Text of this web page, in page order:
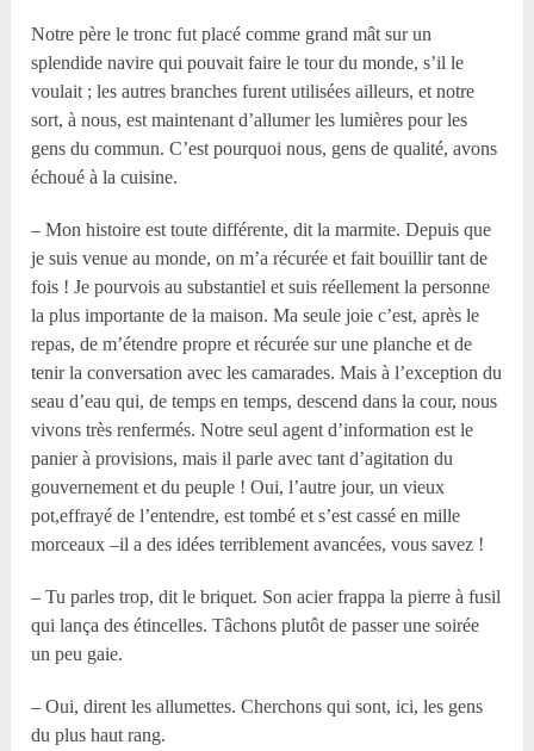
Notre père le tronc fut placé comme grand mât sur un
splendide navire qui pouvait faire le tour du monde, s’il le
voulait ; les autres branches furent utilisées ailleurs, et notre
sort, à nous, est maintenant d’allumer les lumières pour les
gens du commun. C’est pourquoi nous, gens de qualité, avons
échoué à la cuisine.
– Mon histoire est toute différente, dit la marmite. Depuis que
je suis venue au monde, on m’a récurée et fait bouillir tant de
fois ! Je pourvois au substantiel et suis réellement la personne
la plus importante de la maison. Ma seule joie c’est, après le
repas, de m’étendre propre et récurée sur une planche et de
tenir la conversation avec les camarades. Mais à l’exception du
seau d’eau qui, de temps en temps, descend dans la cour, nous
vivons très renfermés. Notre seul agent d’information est le
panier à provisions, mais il parle avec tant d’agitation du
gouvernement et du peuple ! Oui, l’autre jour, un vieux
pot,effrayé de l’entendre, est tombé et s’est cassé en mille
morceaux –il a des idées terriblement avancées, vous savez !
– Tu parles trop, dit le briquet. Son acier frappa la pierre à fusil
qui lança des étincelles. Tâchons plutôt de passer une soirée
un peu gaie.
– Oui, dirent les allumettes. Cherchons qui sont, ici, les gens
du plus haut rang.